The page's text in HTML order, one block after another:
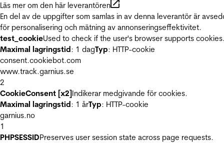
Läs mer om den här leverantören
En del av de uppgifter som samlas in av denna leverantör är
för personalisering och mätning av annonseringseffektivitet.
test_cookieUsed to check if the user's browser supports
Maximal lagringstid: 1 dagTyp: HTTP-cookie
consent.cookiebot.com
www.track.garnius.se
2
CookieConsent [x2]Indikerar medgivande för cookies.
Maximal lagringstid: 1 årTyp: HTTP-cookie
garnius.no
1
PHPSESSIDPreserves user session state across page requests.